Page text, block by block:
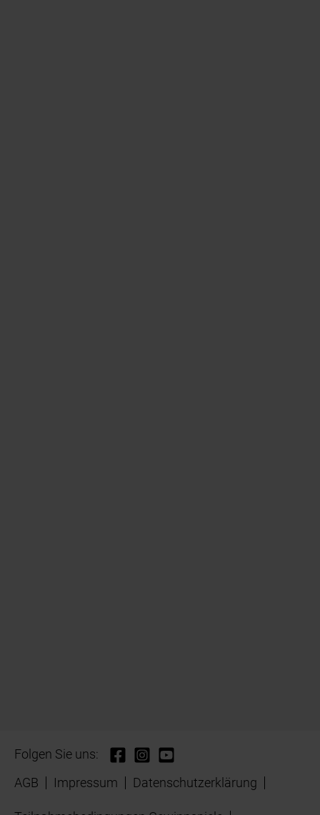
Folgen Sie uns:
AGB
Impressum Datenschutzerklärung